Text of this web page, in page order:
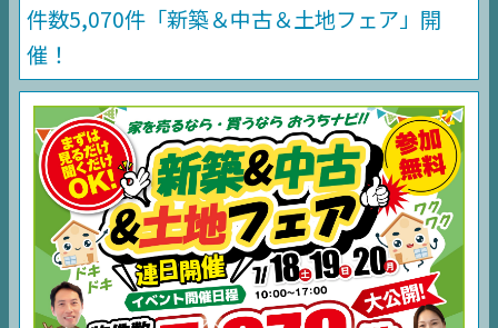
件数5,070件「新築＆中古＆土地フェア」開
催！